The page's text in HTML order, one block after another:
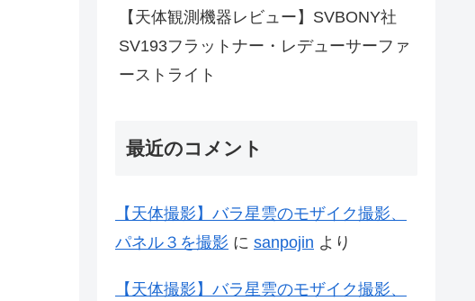
【天体観測機器レビュー】SVBONY社
SV193フラットナー・レデューサーファ
ーストライト
最近のコメント
【天体撮影】バラ星雲のモザイク撮影、
パネル３を撮影 に sanpojin より
【天体撮影】バラ星雲のモザイク撮影、